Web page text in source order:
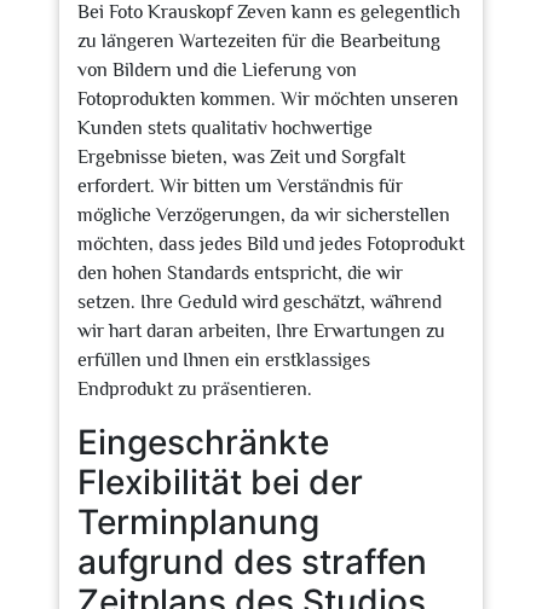
Bei Foto Krauskopf Zeven kann es gelegentlich
zu längeren Wartezeiten für die Bearbeitung
von Bildern und die Lieferung von
Fotoprodukten kommen. Wir möchten unseren
Kunden stets qualitativ hochwertige
Ergebnisse bieten, was Zeit und Sorgfalt
erfordert. Wir bitten um Verständnis für
mögliche Verzögerungen, da wir sicherstellen
möchten, dass jedes Bild und jedes Fotoprodukt
den hohen Standards entspricht, die wir
setzen. Ihre Geduld wird geschätzt, während
wir hart daran arbeiten, Ihre Erwartungen zu
erfüllen und Ihnen ein erstklassiges
Endprodukt zu präsentieren.
Eingeschränkte
Flexibilität bei der
Terminplanung
aufgrund des straffen